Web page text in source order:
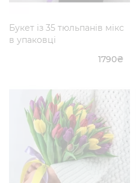
Букет із 35 тюльпанів мікс
в упаковці
1790₴